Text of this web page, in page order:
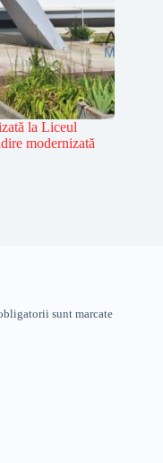
la Liceul
modernizată
sunt marcate